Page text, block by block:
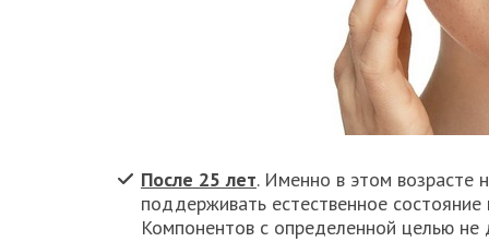
После 25 лет. Именно в этом возрасте
поддерживать естественное
Компонентов с определенной целью